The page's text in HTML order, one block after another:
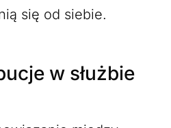
się od siebie.
w służbie